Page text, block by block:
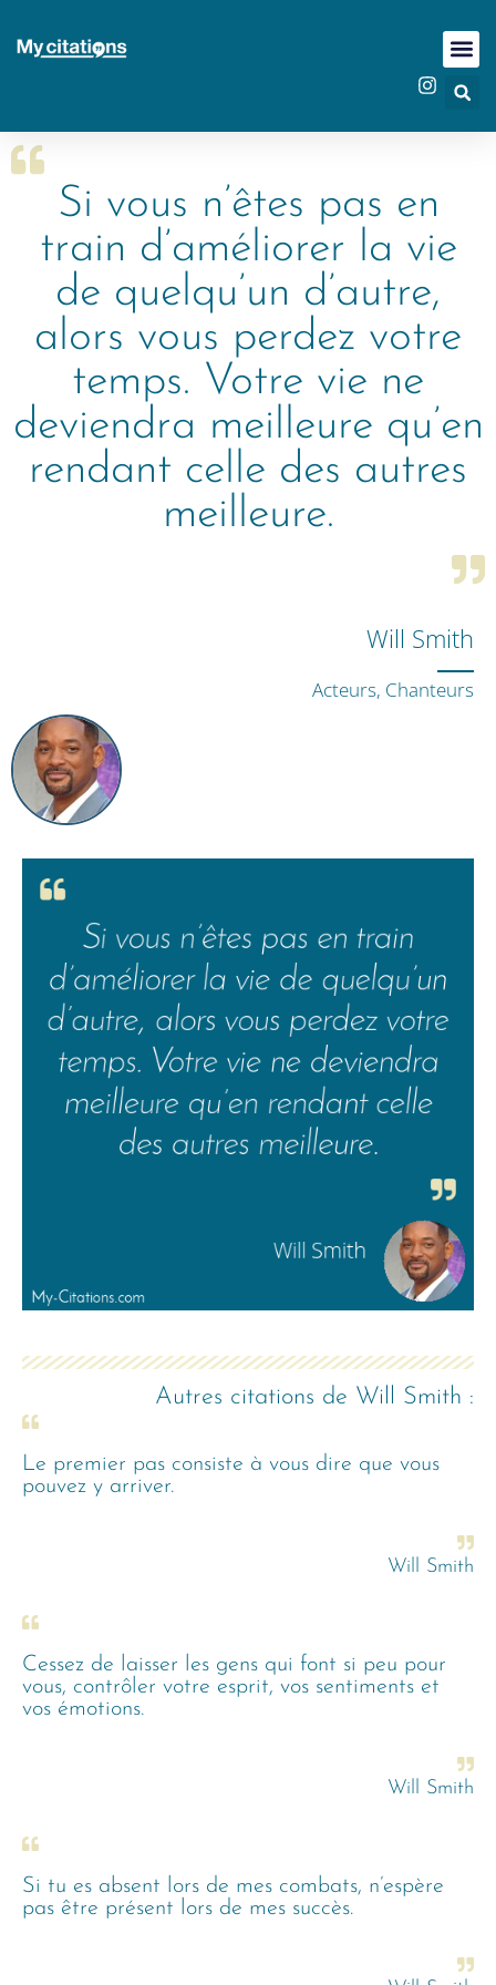
Si vous n’êtes pas en
train d’améliorer la vie
de quelqu’un d’autre,
alors vous perdez votre
temps. Votre vie ne
deviendra meilleure qu’en
rendant celle des autres
meilleure.
Will Smith
Acteurs, Chanteurs
Autres citations de Will Smith :
Le premier pas consiste à vous dire que vous
pouvez y arriver.
Will Smith
Cessez de laisser les gens qui font si peu pour
vous, contrôler votre esprit, vos sentiments et
vos émotions.
Will Smith
Si tu es absent lors de mes combats, n’espère
pas être présent lors de mes succès.